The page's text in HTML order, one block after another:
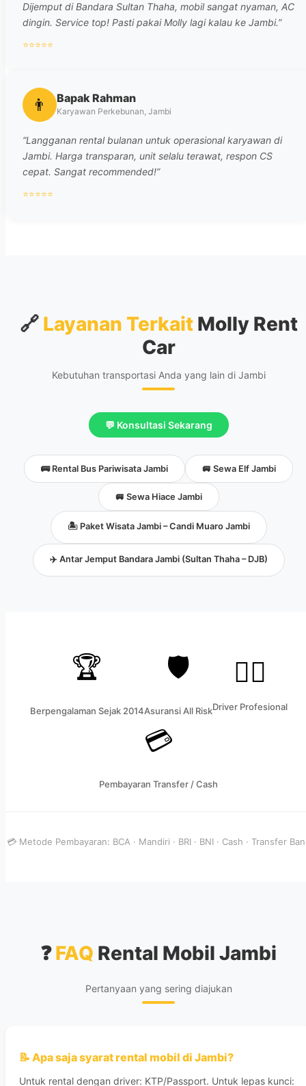
Dijemput di Bandara Sultan Thaha, mobil sangat nyaman, AC
dingin. Service top! Pasti pakai Molly lagi kalau ke Jambi.”
⭐⭐⭐⭐⭐
👨 Bapak Rahman
Karyawan Perkebunan, Jambi
“Langganan rental bulanan untuk operasional karyawan di
Jambi. Harga transparan, unit selalu terawat, respon CS
cepat. Sangat recommended!”
⭐⭐⭐⭐⭐
🔗 Layanan TerkaitMolly Rent
Car
Kebutuhan transportasi Anda yang lain di Jambi
💬 Konsultasi Sekarang
🚌 Rental Bus Pariwisata Jambi 🚐 Sewa Elf Jambi
🚐 Sewa Hiace Jambi
🏝️ Paket Wisata Jambi – Candi Muaro Jambi
✈️ Antar Jemput Bandara Jambi (Sultan Thaha – DJB)
🏆
Berpengalaman Sejak 2014
🛡️
Asuransi All Risk
👨‍✈️
Driver Profesional
💳
Pembayaran Transfer / Cash
💳 Metode Pembayaran: BCA · Mandiri · BRI · BNI · Cash · Transfer
❓FAQ Rental Mobil Jambi
Pertanyaan yang sering diajukan
📝 Apa saja syarat rental mobil di Jambi?
Untuk rental dengan driver: KTP/Passport. Untuk lepas kunci: